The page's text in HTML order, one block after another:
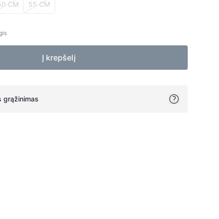
CM 55 CM
Į krepšelį
grąžinimas
Pinterest